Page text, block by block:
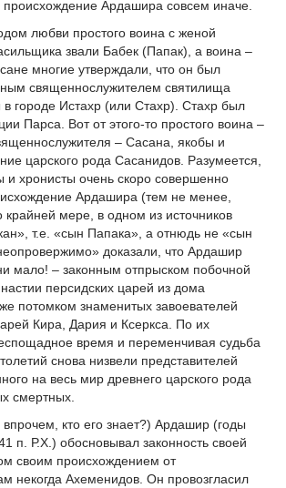
происхождение Ардашира совсем иначе.
любви простого воина с женой
звали Бабек (Папак), а воина –
многие утверждали, что он был
священнослужителем святилища
городе Истахр (или Стахр). Стахр был
Парса. Вот от этого-то простого воина –
– Сасана, якобы и
царского рода Сасанидов. Разумеется,
и хронисты очень скоро совершенно
Ардашира (тем не менее,
крайней мере, в одном из источников
т.е. «сын Папака», а отнюдь не «сын
доказали, что Ардашир
мало! – законным отпрыском побочной
персидских царей из дома
потомком знаменитых завоевателей
Кира, Дария и Ксеркса. По их
время и переменчивая судьба
снова низвели представителей
на весь мир древнего царского рода
смертных.
впрочем, кто его знает?) Ардашир (годы
п. Р.Х.) обосновывал законность своей
своим происхождением от
некогда Ахеменидов. Он провозгласил